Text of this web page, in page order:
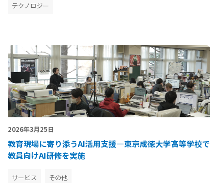
テクノロジー
2026年3月25日
教育現場に寄り添うAI活用支援―東京成徳大学高等学校で
教員向けAI研修を実施
サービス その他